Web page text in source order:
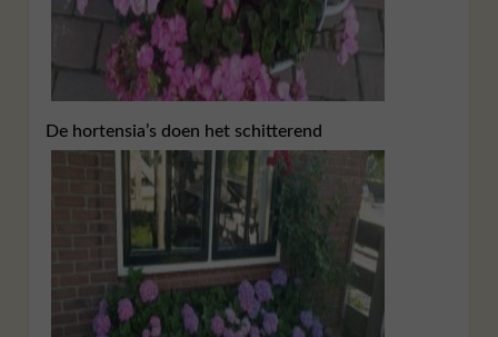
De hortensia’s doen het schitterend